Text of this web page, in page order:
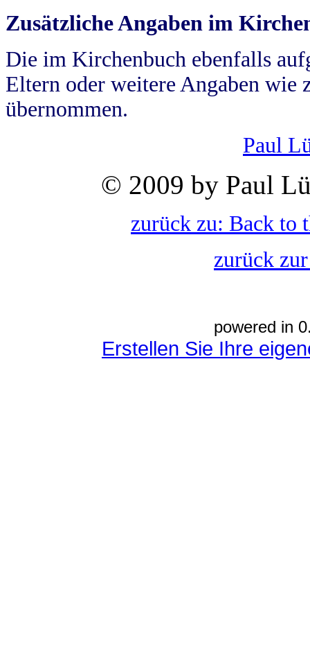
Zusätzliche Angaben im
Die im Kirchenbuch ebenfalls
Eltern oder weitere Angaben wie
übernommen.
Paul
© 2009 by Paul
zurück zu: Back to
zurück
powered in
Erstellen Sie Ihre